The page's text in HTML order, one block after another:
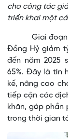
cho công tác
triển khai một
Giai đoạn
Đồng Hỷ giảm
đến năm 2025
65%. Đây là tín
kế, nâng cao
tiếp cận các
khăn, góp phần
trong thời gian